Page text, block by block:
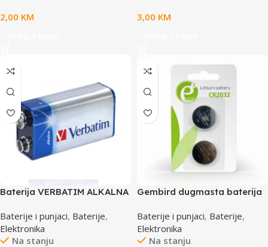
2,00 KM
3,00 KM
Baterija VERBATIM ALKALNA
Baterije i punjaci, Baterije,
Elektronika
Na stanju
Gembird dugmasta baterija
BA-CR2032-01
Baterije i punjaci, Baterije,
Elektronika
Na stanju